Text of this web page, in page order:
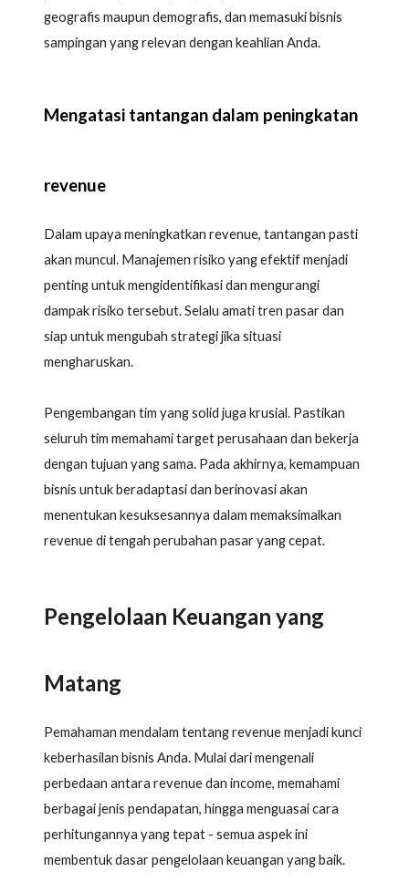
geografis maupun demografis, dan memasuki bisnis
sampingan yang relevan dengan keahlian Anda.
Mengatasi tantangan dalam peningkatan
revenue
Dalam upaya meningkatkan revenue, tantangan pasti
akan muncul. Manajemen risiko yang efektif menjadi
penting untuk mengidentifikasi dan mengurangi
dampak risiko tersebut. Selalu amati tren pasar dan
siap untuk mengubah strategi jika situasi
mengharuskan.
Pengembangan tim yang solid juga krusial. Pastikan
seluruh tim memahami target perusahaan dan bekerja
dengan tujuan yang sama. Pada akhirnya, kemampuan
bisnis untuk beradaptasi dan berinovasi akan
menentukan kesuksesannya dalam memaksimalkan
revenue di tengah perubahan pasar yang cepat.
Pengelolaan Keuangan yang
Matang
Pemahaman mendalam tentang revenue menjadi kunci
keberhasilan bisnis Anda. Mulai dari mengenali
perbedaan antara revenue dan income, memahami
berbagai jenis pendapatan, hingga menguasai cara
perhitungannya yang tepat - semua aspek ini
membentuk dasar pengelolaan keuangan yang baik.